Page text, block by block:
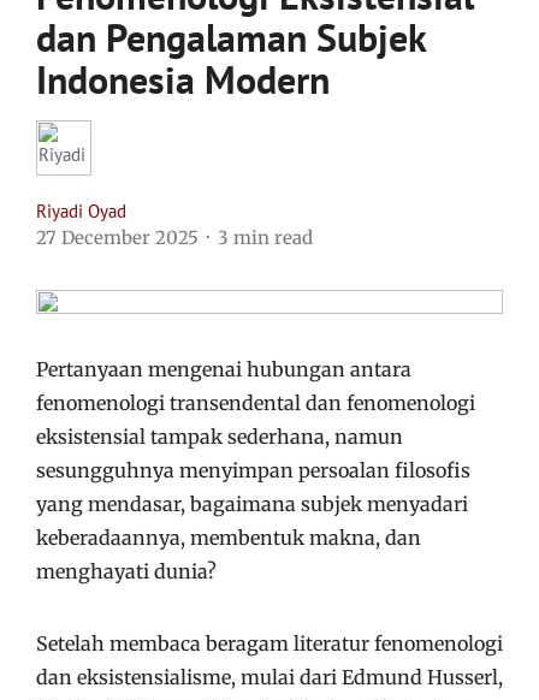
dan Pengalaman Subjek
Indonesia Modern
Riyadi Oyad
27 December 2025
3 min read
Pertanyaan mengenai hubungan antara
fenomenologi transendental dan fenomenologi
eksistensial tampak sederhana, namun
sesungguhnya menyimpan persoalan filosofis
yang mendasar, bagaimana subjek menyadari
keberadaannya, membentuk makna, dan
menghayati dunia?
Setelah membaca beragam literatur fenomenologi
dan eksistensialisme, mulai dari Edmund Husserl,